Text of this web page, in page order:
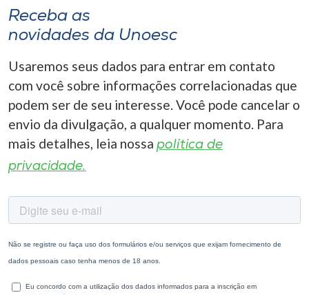
Receba as
novidades da Unoesc
Usaremos seus dados para entrar em contato
com você sobre informações correlacionadas que
podem ser de seu interesse. Você pode cancelar o
envio da divulgação, a qualquer momento. Para
mais detalhes, leia nossa política de
privacidade.